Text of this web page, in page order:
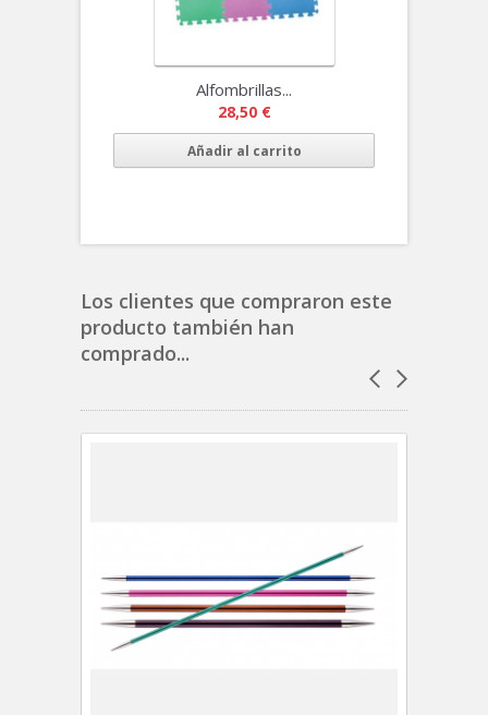
Alfombrillas...
28,50 €
Añadir al carrito
Los clientes que compraron este
producto también han
comprado...